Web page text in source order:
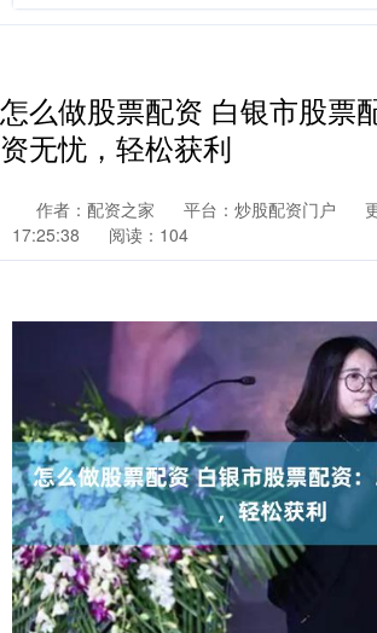
怎么做股票配资 白银市股票
资无忧，轻松获利
作者：配资之家 平台：炒股配资门户
17:25:38
阅读：104